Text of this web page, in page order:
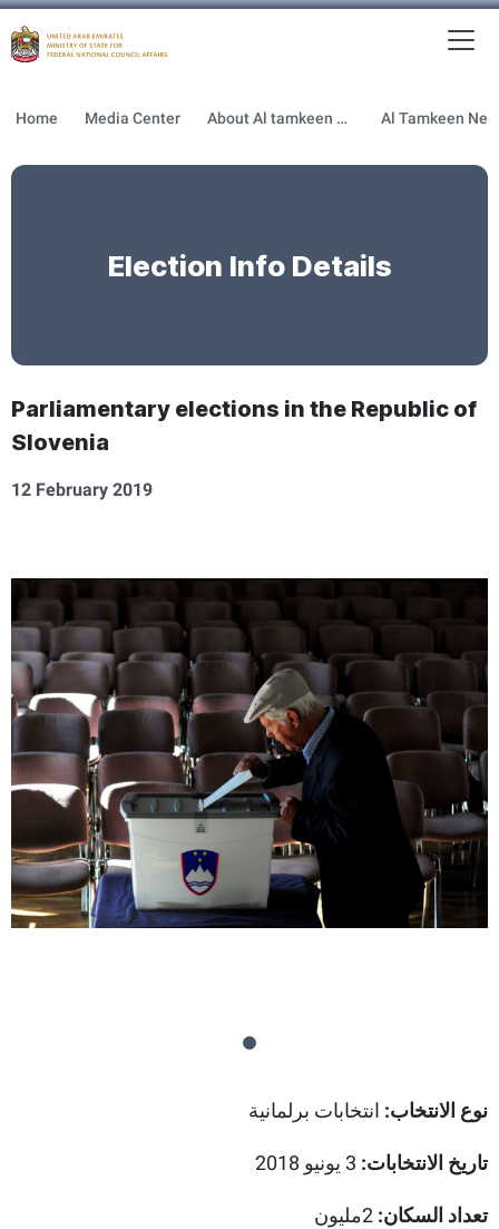
Home Media Center About Al tamkeen newsletter
Election Info Details
Parliamentary elections in the Republic of
Slovenia
12 February 2019
نوع الانتخاب: انتخابات برلمانية
تاريخ الانتخابات: 3 يونيو 2018
تعداد السكان: 2مليون